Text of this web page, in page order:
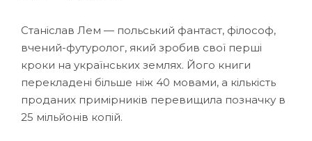
Станіслав Лем — польський фантаст, філософ,
вчений-футуролог, який зробив свої перші
кроки на українських землях. Його книги
перекладені більше ніж 40 мовами, а кількість
проданих примірників перевищила позначку в
25 мільйонів копій.